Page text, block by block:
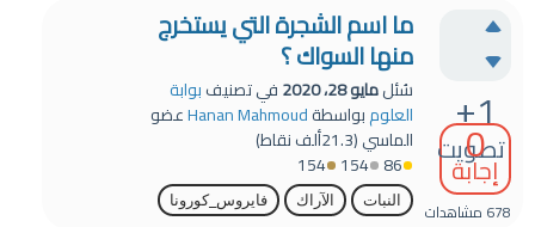
+1
تصويت
0
إجابة
678 مشاهدات
ما اسم الشجرة التي يستخرج
منها السواك ؟
سُئلمايو 28، 2020 في تصنيفبوابة
العلومبواسطةHanan Mahmoudعضو
الماسي(21.3ألف
نقاط)
86
154
154
النبات الآراك فايروس_كورونا